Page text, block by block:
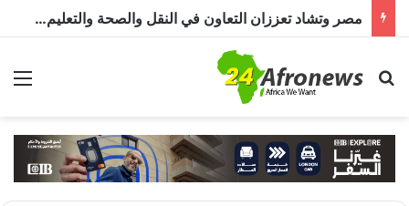
مصر وتشاد تعززان التعاون في النقل والصحة والتعليم والاستثمار خلال الدورة الرابعة للجنة المشتركة
بحث عن